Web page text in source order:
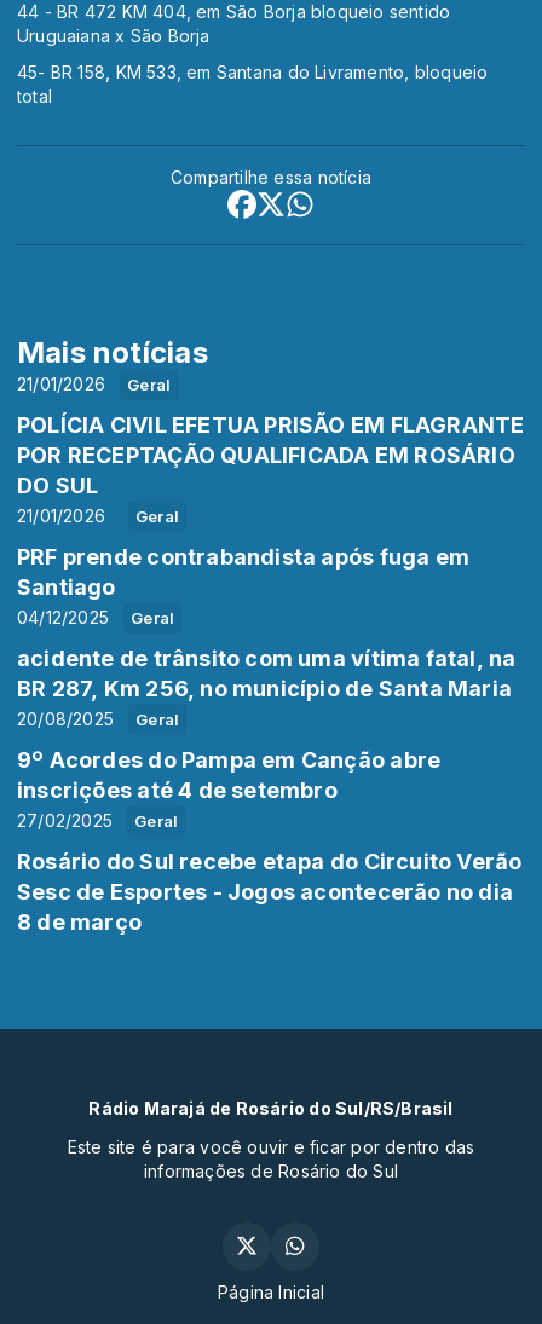
44 - BR 472 KM 404, em São Borja bloqueio sentido
Uruguaiana x São Borja
45- BR 158, KM 533, em Santana do Livramento, bloqueio
total
Compartilhe essa notícia
Mais notícias
Geral
21/01/2026
POLÍCIA CIVIL EFETUA PRISÃO EM FLAGRANTE
POR RECEPTAÇÃO QUALIFICADA EM ROSÁRIO
DO SUL
Geral
21/01/2026
PRF prende contrabandista após fuga em
Santiago
Geral
04/12/2025
acidente de trânsito com uma vítima fatal, na
BR 287, Km 256, no município de Santa Maria
Geral
20/08/2025
9º Acordes do Pampa em Canção abre
inscrições até 4 de setembro
Geral
27/02/2025
Rosário do Sul recebe etapa do Circuito Verão
Sesc de Esportes - Jogos acontecerão no dia
8 de março
Rádio Marajá de Rosário do Sul/RS/Brasil
Este site é para você ouvir e ficar por dentro das
informações de Rosário do Sul
Página Inicial